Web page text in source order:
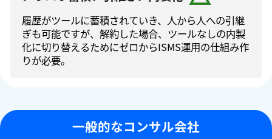
履歴がツールに蓄積されていき、人から人への引継
ぎも可能ですが、解約した場合、ツールなしの内製
化に切り替えるためにゼロからISMS運⽤の仕組み作
りが必要。
一般的なコンサル会社